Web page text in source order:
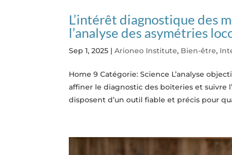
L’intérêt diagnostique des
l’analyse des asymétries
Sep 1, 2025 |Arioneo Institute, Bien-être,
Home 9 Catégorie: Science L’analyse
affiner le diagnostic des boiteries et suivre
disposent d’un outil fiable et précis pour